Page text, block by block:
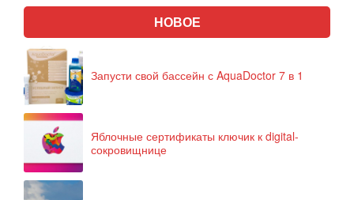
НОВОЕ
Запусти свой бассейн с AquaDoctor 7 в 1
Яблочные сертификаты ключик к digital-
сокровищнице